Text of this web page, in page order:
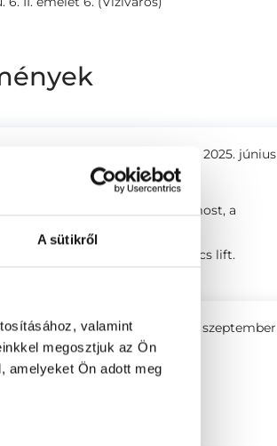
A sütikről
valamint
megosztjuk az Ön
amelyeket Ön adott meg
2025. június
barátságos, kellemes, és (most, a
félemelet az utcaszinttől. Nincs lift.
2021. szeptember
váró, mosdó megfelelő.